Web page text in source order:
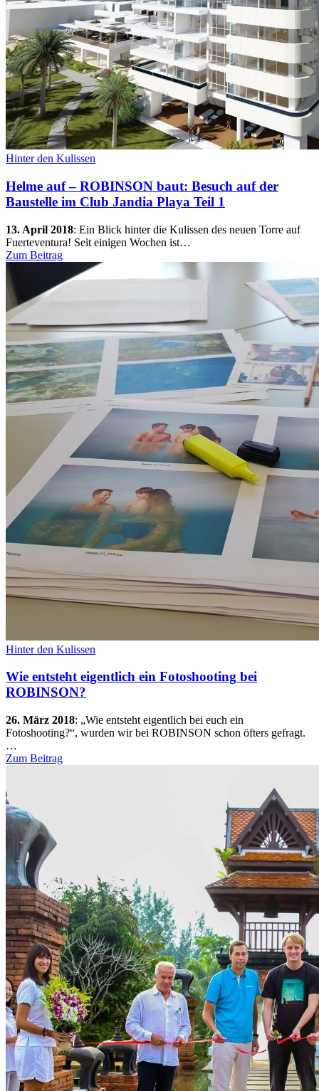
Hinter den Kulissen
Helme auf – ROBINSON baut: Besuch auf der
Baustelle im Club Jandia Playa Teil 1
13. April 2018: Ein Blick hinter die Kulissen des neuen Torre auf
Fuerteventura! Seit einigen Wochen ist…
Zum Beitrag
Hinter den Kulissen
Wie entsteht eigentlich ein Fotoshooting bei
ROBINSON?
26. März 2018: „Wie entsteht eigentlich bei euch ein
Fotoshooting?“, wurden wir bei ROBINSON schon öfters gefragt.
…
Zum Beitrag